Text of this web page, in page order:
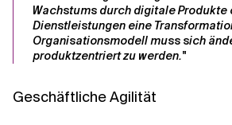
Wachstums durch digitale Produkte
Dienstleistungen eine
Organisationsmodell muss sich
produktzentriert zu werden."
Geschäftliche Agilität